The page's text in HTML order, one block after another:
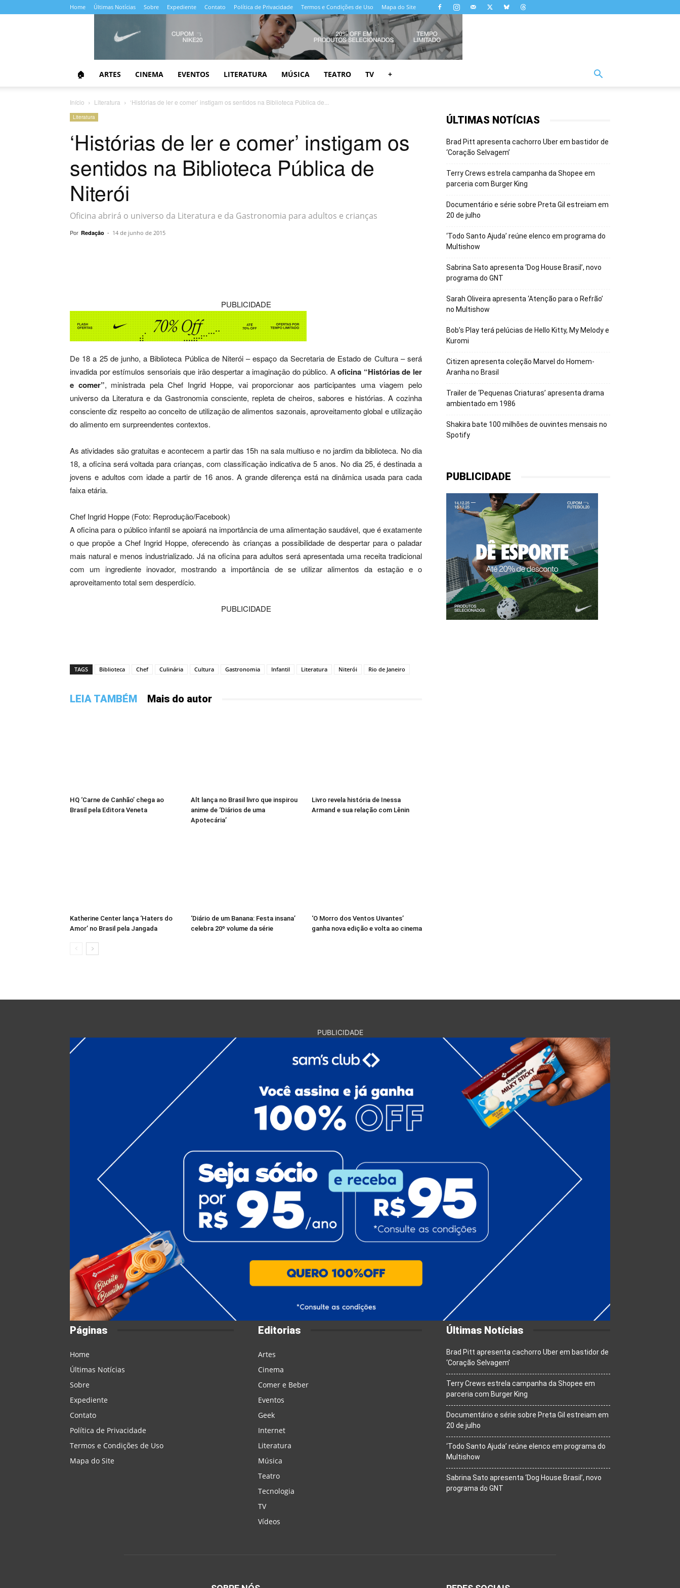
Home Últimas Notícias Sobre Expediente Contato Política de Privacidade Termos e Condições de Uso Mapa do Site
🏠 ARTES CINEMA EVENTOS LITERATURA MÚSICA TEATRO TV +
Início Literatura ‘Histórias de ler e comer’ instigam os sentidos na Biblioteca Pública de...
Literatura
‘Histórias de ler e comer’ instigam os
sentidos na Biblioteca Pública de
Niterói
Oficina abrirá o universo da Literatura e da Gastronomia para adultos e crianças
Por Redação - 14 de junho de 2015
PUBLICIDADE
De 18 a 25 de junho, a Biblioteca Pública de Niterói – espaço da Secretaria de Estado de Cultura – será
invadida por estímulos sensoriais que irão despertar a imaginação do público. Aoficina “Histórias de ler
e comer”, ministrada pela Chef Ingrid Hoppe, vai proporcionar aos participantes uma viagem pelo
universo da Literatura e da Gastronomia consciente, repleta de cheiros, sabores e histórias. A cozinha
consciente diz respeito ao conceito de utilização de alimentos sazonais, aproveitamento global e utilização
do alimento em surpreendentes contextos.
As atividades são gratuitas e acontecem a partir das 15h na sala multiuso e no jardim da biblioteca. No dia
18, a oficina será voltada para crianças, com classificação indicativa de 5 anos. No dia 25, é destinada a
jovens e adultos com idade a partir de 16 anos. A grande diferença está na dinâmica usada para cada
faixa etária.
Chef Ingrid Hoppe (Foto: Reprodução/Facebook)
A oficina para o público infantil se apoiará na importância de uma alimentação saudável, que é exatamente
o que propõe a Chef Ingrid Hoppe, oferecendo às crianças a possibilidade de despertar para o paladar
mais natural e menos industrializado. Já na oficina para adultos será apresentada uma receita tradicional
com um ingrediente inovador, mostrando a importância de se utilizar alimentos da estação e o
aproveitamento total sem desperdício.
PUBLICIDADE
TAGS Biblioteca Chef Culinária Cultura Gastronomia Infantil Literatura Niterói Rio de Janeiro
LEIA TAMBÉM Mais do autor
HQ ‘Carne de Canhão’ chega ao
Brasil pela Editora Veneta
Alt lança no Brasil livro que inspirou
anime de ‘Diários de uma
Apotecária’
Livro revela história de Inessa
Armand e sua relação com Lênin
Katherine Center lança ‘Haters do
Amor’ no Brasil pela Jangada
‘Diário de um Banana: Festa insana’
celebra 20º volume da série
‘O Morro dos Ventos Uivantes’
ganha nova edição e volta ao cinema
ÚLTIMAS NOTÍCIAS
Brad Pitt apresenta cachorro Uber em bastidor de
‘Coração Selvagem’
Terry Crews estrela campanha da Shopee em
parceria com Burger King
Documentário e série sobre Preta Gil estreiam em
20 de julho
‘Todo Santo Ajuda’ reúne elenco em programa do
Multishow
Sabrina Sato apresenta ‘Dog House Brasil’, novo
programa do GNT
Sarah Oliveira apresenta ‘Atenção para o Refrão’
no Multishow
Bob’s Play terá pelúcias de Hello Kitty, My Melody e
Kuromi
Citizen apresenta coleção Marvel do Homem-
Aranha no Brasil
Trailer de ‘Pequenas Criaturas’ apresenta drama
ambientado em 1986
Shakira bate 100 milhões de ouvintes mensais no
Spotify
PUBLICIDADE
PUBLICIDADE
Páginas
Home
Últimas Notícias
Sobre
Expediente
Contato
Política de Privacidade
Termos e Condições de Uso
Mapa do Site
Editorias
Artes
Cinema
Comer e Beber
Eventos
Geek
Internet
Literatura
Música
Teatro
Tecnologia
TV
Vídeos
Últimas Notícias
Brad Pitt apresenta cachorro Uber em bastidor de
‘Coração Selvagem’
Terry Crews estrela campanha da Shopee em
parceria com Burger King
Documentário e série sobre Preta Gil estreiam em
20 de julho
‘Todo Santo Ajuda’ reúne elenco em programa do
Multishow
Sabrina Sato apresenta ‘Dog House Brasil’, novo
programa do GNT